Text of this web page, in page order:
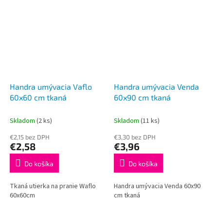
Handra umývacia Vaflo
60x60 cm tkaná
Skladom (2 ks)
€2,15 bez DPH
€2,58
Do košíka
Tkaná utierka na pranie Waflo
60x60cm
Handra umývacia Venda
60x90 cm tkaná
Skladom (11 ks)
€3,30 bez DPH
€3,96
Do košíka
Handra umývacia Venda 60x90
cm tkaná